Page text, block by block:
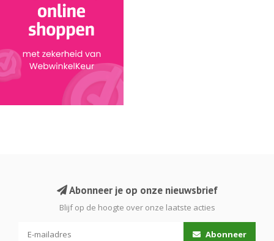
Abonneer je op onze nieuwsbrief
Blijf op de hoogte over onze laatste acties
Abonneer